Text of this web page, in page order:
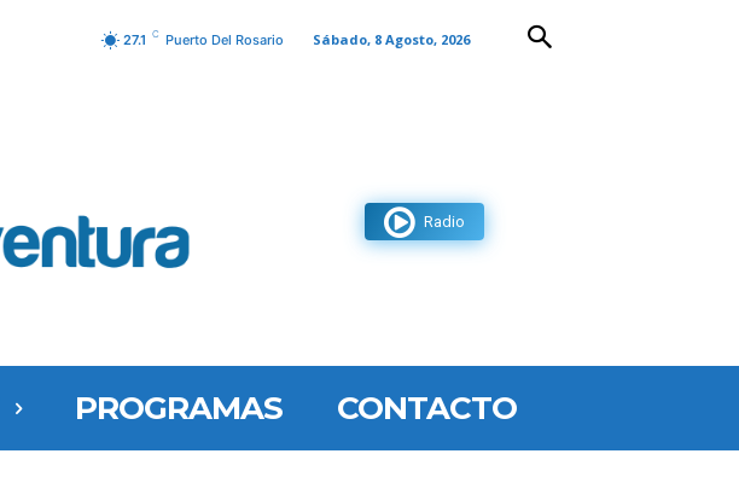
27.1 C Puerto Del Rosario Sábado, 8 Agosto, 2026
Radio
PROGRAMAS CONTACTO